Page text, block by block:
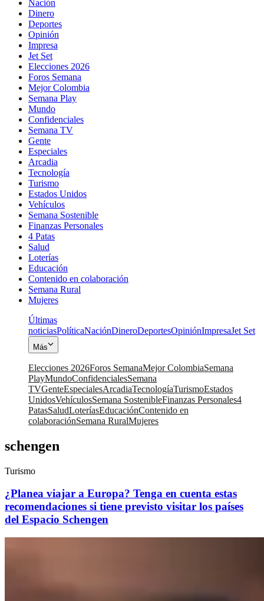
Nación
Dinero
Deportes
Opinión
Impresa
Jet Set
Elecciones 2026
Foros Semana
Mejor Colombia
Semana Play
Mundo
Confidenciales
Semana TV
Gente
Especiales
Arcadia
Tecnología
Turismo
Estados Unidos
Vehículos
Semana Sostenible
Finanzas Personales
4 Patas
Salud
Loterías
Educación
Contenido en colaboración
Semana Rural
Mujeres
Últimas
noticiasPolíticaNaciónDineroDeportesOpiniónImpresaJet Set
Más
Elecciones 2026Foros SemanaMejor ColombiaSemana
PlayMundoConfidencialesSemana
TVGenteEspecialesArcadiaTecnologíaTurismoEstados
UnidosVehículosSemana SostenibleFinanzas Personales4
PatasSaludLoteríasEducaciónContenido en
colaboraciónSemana RuralMujeres
schengen
Turismo
¿Planea viajar a Europa? Tenga en cuenta estas
recomendaciones si tiene previsto visitar los países
del Espacio Schengen